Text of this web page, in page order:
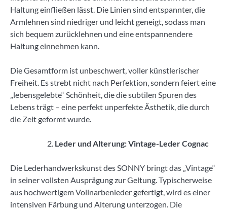
Haltung einfließen lässt. Die Linien sind entspannter, die
Armlehnen sind niedriger und leicht geneigt, sodass man
sich bequem zurücklehnen und eine entspannendere
Haltung einnehmen kann.
Die Gesamtform ist unbeschwert, voller künstlerischer
Freiheit. Es strebt nicht nach Perfektion, sondern feiert eine
„lebensgelebte“ Schönheit, die die subtilen Spuren des
Lebens trägt – eine perfekt unperfekte Ästhetik, die durch
die Zeit geformt wurde.
Leder und Alterung: Vintage-Leder Cognac
Die Lederhandwerkskunst des SONNY bringt das „Vintage“
in seiner vollsten Ausprägung zur Geltung. Typischerweise
aus hochwertigem Vollnarbenleder gefertigt, wird es einer
intensiven Färbung und Alterung unterzogen. Die